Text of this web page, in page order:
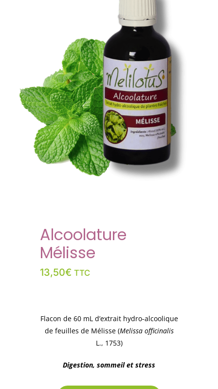
Alcoolature
Mélisse
13,50€ TTC
Flacon de 60 mL d’extrait hydro-alcoolique
de feuilles de Mélisse (Melissa officinalis
L., 1753)
Digestion, sommeil et stress